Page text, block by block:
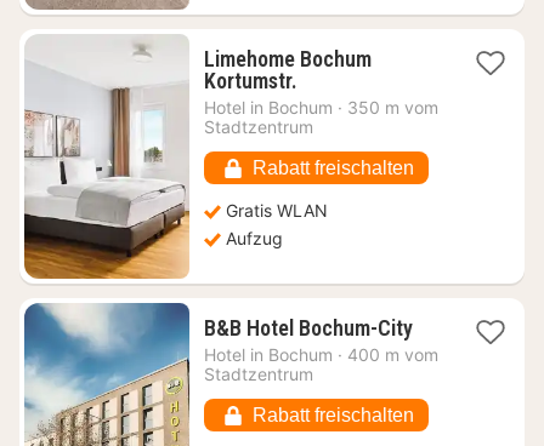
Limehome Bochum
Kortumstr.
Nacht
ab
€
Hotel in Bochum · 350 m vom
Stadtzentrum
Rabatt freischalten
Gratis WLAN
Aufzug
B&B Hotel Bochum-City1
Nacht
€
Hotel in Bochum · 400 m vom
Stadtzentrum
Rabatt freischalten